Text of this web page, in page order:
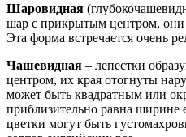
Шаровидная
шар с прикрытым центром, они
Эта форма встречается очень
Чашевидная – лепестки
центром, их края отогнуты
может быть квадратным или
приблизительно равна
цветки могут быть